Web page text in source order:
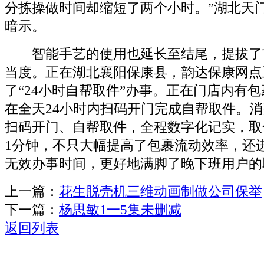
分拣操做时间却缩短了两个小时。”湖北天
暗示。
智能手艺的使用也延长至结尾，提拔了
当度。正在湖北襄阳保康县，韵达保康网
了“24小时自帮取件”办事。正在门店内有
在全天24小时内扫码开门完成自帮取件。
扫码开门、自帮取件，全程数字化记实，
1分钟，不只大幅提高了包裹流动效率，还
无效办事时间，更好地满脚了晚下班用户
上一篇： 花生脱壳机三维动画制做公司保举
下一篇： 杨思敏1一5集未删减
返回列表